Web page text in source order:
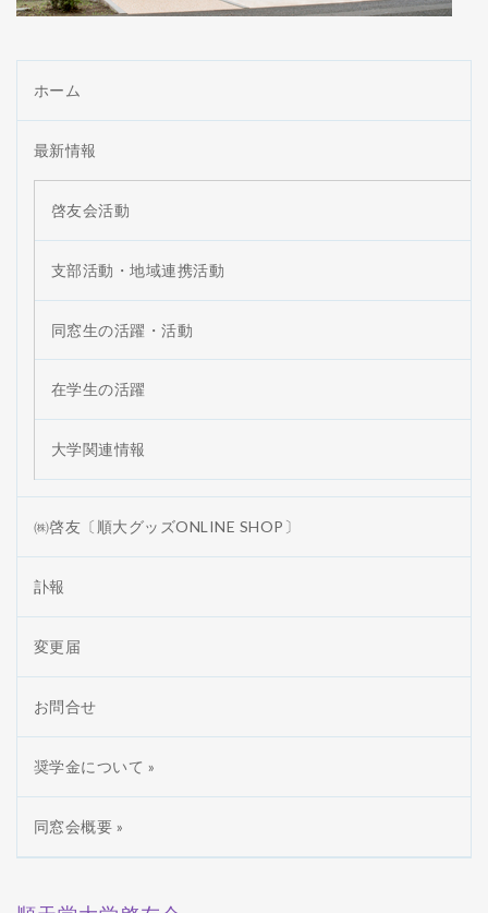
ホーム
最新情報
啓友会活動
支部活動・地域連携活動
同窓生の活躍・活動
在学生の活躍
大学関連情報
㈱啓友〔順大グッズONLINE SHOP〕
訃報
変更届
お問合せ
奨学金について »
同窓会概要 »